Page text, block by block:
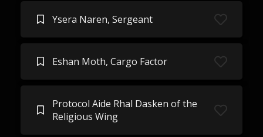
Ysera Naren, Sergeant
Eshan Moth, Cargo Factor
Protocol Aide Rhal Dasken of the
Religious Wing